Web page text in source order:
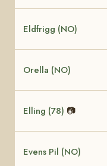
Eldfrigg (NO)
Orella (NO)
Elling (78) 📷
Evens Pil (NO)